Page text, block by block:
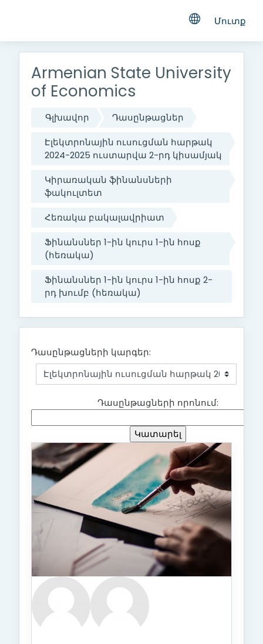
Մուտք
Armenian State University
of Economics
Գլխավոր
Դասընթացներ
Էլեկտրոնային ուսուցման հարթակ
2024-2025 ուստարվա 2-րդ կիսամյակ
Կիրառական ֆինանսների
ֆակուլտետ
Հեռակա բակալավրիատ
Ֆինանսներ 1-ին կուրս 1-ին հոսք
(հեռակա)
Ֆինանսներ 1-ին կուրս 1-ին հոսք 2-
րդ խումբ (հեռակա)
Դասընթացների կարգեր: